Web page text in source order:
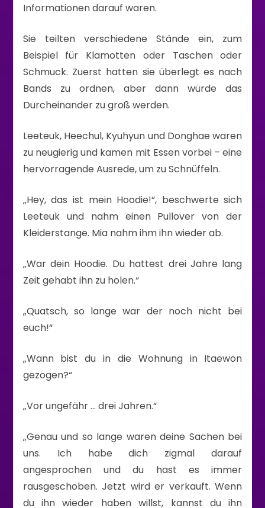
Informationen darauf waren.
Sie teilten verschiedene Stände ein, zum
Beispiel für Klamotten oder Taschen oder
Schmuck. Zuerst hatten sie überlegt es nach
Bands zu ordnen, aber dann würde das
Durcheinander zu groß werden.
Leeteuk, Heechul, Kyuhyun und Donghae waren
zu neugierig und kamen mit Essen vorbei – eine
hervorragende Ausrede, um zu Schnüffeln.
„Hey, das ist mein Hoodie!“, beschwerte sich
Leeteuk und nahm einen Pullover von der
Kleiderstange. Mia nahm ihm ihn wieder ab.
„War dein Hoodie. Du hattest drei Jahre lang
Zeit gehabt ihn zu holen.“
„Quatsch, so lange war der noch nicht bei
euch!“
„Wann bist du in die Wohnung in Itaewon
gezogen?“
„Vor ungefähr … drei Jahren.“
„Genau und so lange waren deine Sachen bei
uns. Ich habe dich zigmal darauf
angesprochen und du hast es immer
rausgeschoben. Jetzt wird er verkauft. Wenn
du ihn wieder haben willst, kannst du ihn